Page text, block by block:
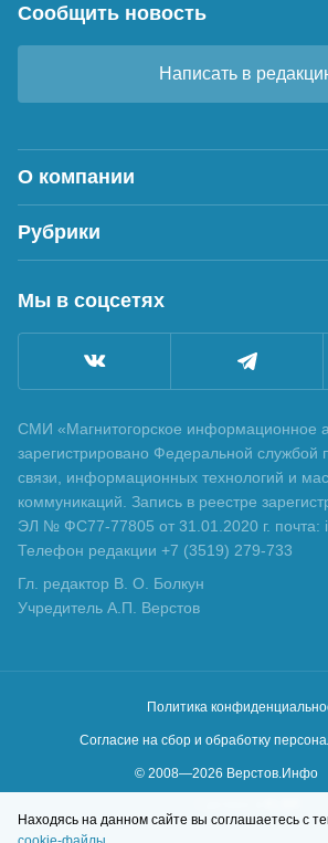
Сообщить новость
Написать в
О компании
Рубрики
Мы в соцсетях
СМИ «Магнитогорское информационное
зарегистрировано Федеральной службой
связи, информационных технологий и
коммуникаций. Запись в реестре
ЭЛ № ФС77-77805 от 31.01.2020 г. почта:
Телефон редакции +7 (3519) 279-733
Гл. редактор В. О. Болкун
Учредитель А.П. Верстов
Политика
Согласие на сбор и обработку
© 2008—2026 Верстов.Инфо
Находясь на данном сайте вы соглашаетесь с